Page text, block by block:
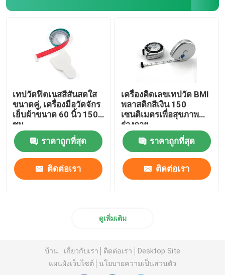
เทปวัดฟิตเนสสีสันสดใส
ขนาดคู่, เครื่องมือวัดจักร
เย็บผ้าขนาด 60 นิ้ว 150
ซม
ราคาถูกที่สุด
ติดต่อเรา
เครื่องคิดเลขเทปวัด BMI
พลาสติกสีเงิน 150
เซนติเมตรเพื่อสุขภาพ
ร่างกาย
ราคาถูกที่สุด
ติดต่อเรา
ดูเพิ่มเติม
บ้าน เกี่ยวกับเรา ติดต่อเรา
Desktop Site
แผนผังเว็บไซต์
นโยบายความเป็นส่วนตัว